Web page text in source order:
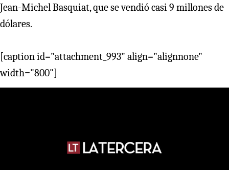
Jean-Michel Basquiat, que se vendió casi 9 millones de
dólares.
[caption id="attachment_993" align="alignnone"
width="800"]